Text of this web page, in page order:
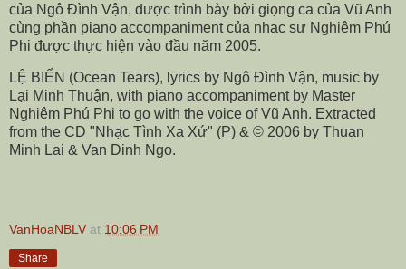
của Ngô Đình Vận, được trình bày bởi giọng ca của Vũ Anh
cùng phần piano accompaniment của nhạc sư Nghiêm Phú
Phi được thực hiện vào đầu năm 2005.
LỆ BIỂN (Ocean Tears), lyrics by Ngô Đình Vận, music by
Lại Minh Thuận, with piano accompaniment by Master
Nghiêm Phú Phi to go with the voice of Vũ Anh. Extracted
from the CD "Nhạc Tình Xa Xứ" (P) & © 2006 by Thuan
Minh Lai & Van Dinh Ngo.
VanHoaNBLV at 10:06 PM
Share